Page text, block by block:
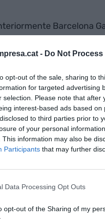
- Do Not
opt-out of the sale, sharing to
for targeted advertising
selection. Please note that
interest-based ads based
to third parties prior to
of your personal
This information may also be
Participants that may further
Data Processing Opt Outs
opt-out of the Sharing of my
Barcelona
que se quieran
dos de las
de las cartas a SSMM
más
parte y me
que los
espero que